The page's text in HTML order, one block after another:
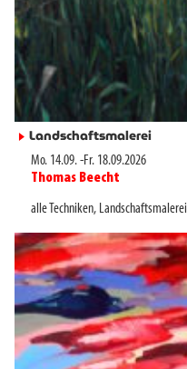
► Landschaftsmalerei
Mo. 14.09.-Fr. 18.09.2026
Thomas Beecht
alle Techniken, Landschaftsmalerei